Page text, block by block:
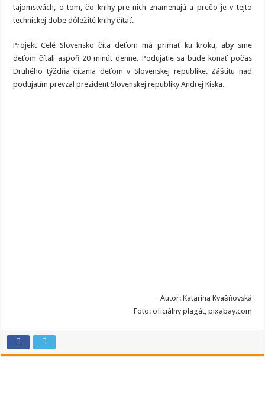
tajomstvách, o tom, čo knihy pre nich znamenajú a prečo je v tejto
technickej dobe dôležité knihy čítať.
Projekt Celé Slovensko číta deťom má primäť ku kroku, aby sme
deťom čítali aspoň 20 minút denne. Podujatie sa bude konať počas
Druhého týždňa čítania deťom v Slovenskej republike. Záštitu nad
podujatím prevzal prezident Slovenskej republiky Andrej Kiska.
Autor: Katarína Kvašňovská
Foto: oficiálny plagát, pixabay.com